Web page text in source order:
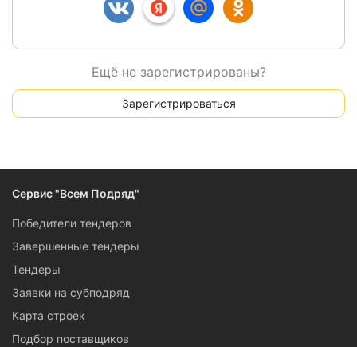
Ещё не зарегистрированы?
Зарегистрироваться
Сервис "Всем Подряд"
Победители тендеров
Завершенные тендеры
Тендеры
Заявки на субподряд
Карта строек
Подбор поставщиков